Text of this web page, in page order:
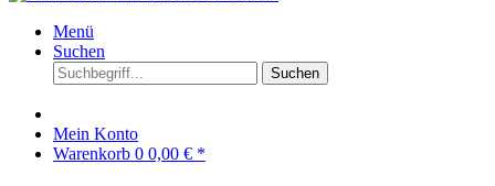
Menü
Suchen
Suchen
Mein Konto
Warenkorb 0 0,00 € *